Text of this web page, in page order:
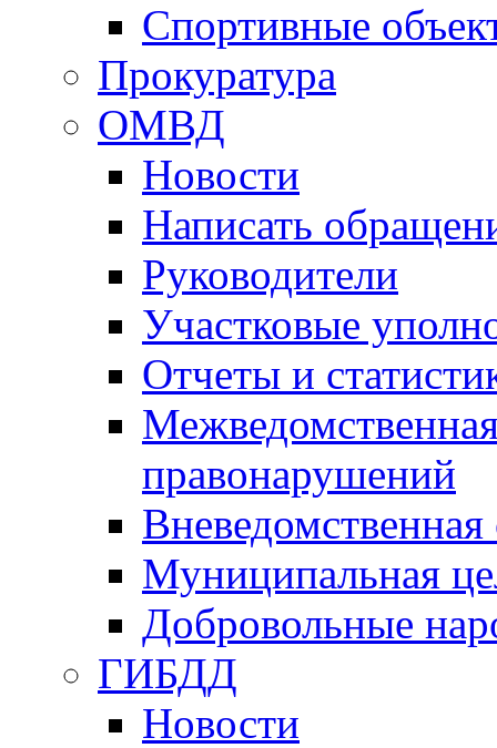
Спортивные
Прокуратура
ОМВД
Новости
Написать
Руководители
Участковые
Отчеты и
правонарушений
Вневедомственная
Муниципальная
Добровольные
ГИБДД
Новости